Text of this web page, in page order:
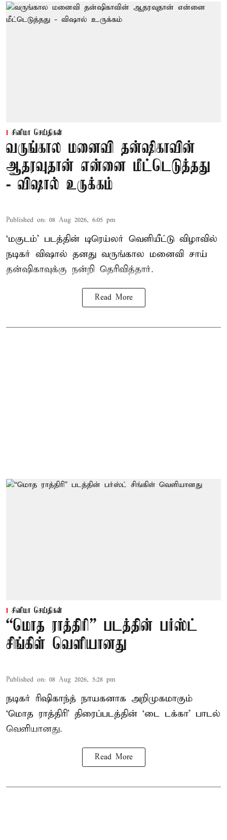
சினிமா செய்திகள்
வருங்கால மனைவி தன்ஷிகாவின்
ஆதரவுதான் என்னை மீட்டெடுத்தது
- விஷால் உருக்கம்
Published on: 08 Aug 2026, 6:05 pm
‘மகுடம்’ படத்தின் டிரெய்லர் வெளியீட்டு விழாவில்
நடிகர் விஷால் தனது வருங்கால மனைவி சாய்
தன்ஷிகாவுக்கு நன்றி தெரிவித்தார்.
Read More
சினிமா செய்திகள்
“மொத ராத்திரி” படத்தின் பர்ஸ்ட்
சிங்கிள் வெளியானது
Published on: 08 Aug 2026, 5:28 pm
நடிகர் ரிஷிகாந்த் நாயகனாக அறிமுகமாகும்
‘மொத ராத்திரி’ திரைப்படத்தின் ‘டை டக்கா’ பாடல்
வெளியானது.
Read More